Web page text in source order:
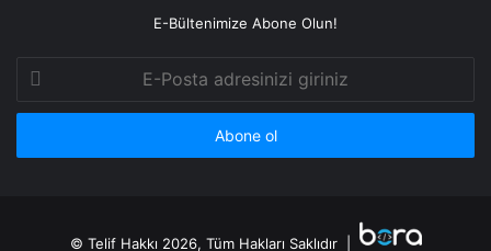
E-Bültenimize Abone Olun!
Posta
adresinizi
© Telif Hakkı 2026, Tüm Hakları Saklıdır |